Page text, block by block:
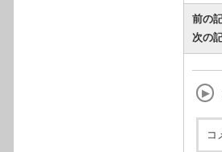
前の
次の
コ